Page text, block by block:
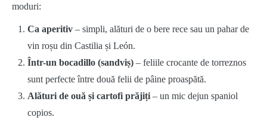
moduri:
Ca aperitiv– simpli, alături de o bere rece sau un pahar de
vin roșu din Castilia și León.
Într-un bocadillo (sandviș)– feliile crocante de torreznos
sunt perfecte între două felii de pâine proaspătă.
Alături de ouă și cartofi prăjiți– un mic dejun spaniol
copios.